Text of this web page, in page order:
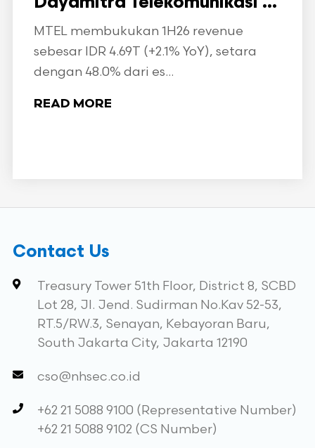
MTEL membukukan 1H26 revenue
sebesar IDR 4.69T (+2.1% YoY), setara
dengan 48.0% dari es...
READ MORE
Contact Us
Treasury Tower 51th Floor, District 8, SCBD
Lot 28, Jl. Jend. Sudirman No.Kav 52-53,
RT.5/RW.3, Senayan, Kebayoran Baru,
South Jakarta City, Jakarta 12190
cso@nhsec.co.id
+62 21 5088 9100 (Representative Number)
+62 21 5088 9102 (CS Number)